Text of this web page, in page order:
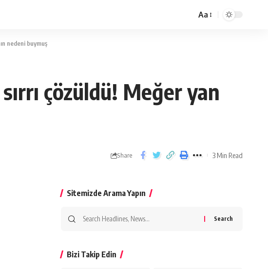
Aa
nedeni buymuş
çözüldü! Meğer yan
Share 3 Min Read
Sitemizde Arama Yapın
for:
Bizi Takip Edin